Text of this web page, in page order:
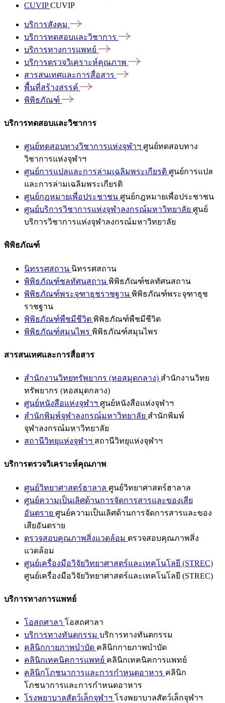
CUVIPCUVIP
บริการสังคม
บริการทดสอบและวิชาการ
บริการทางการแพทย์
บริการตรวจวิเคราะห์คุณภาพ
สารสนเทศและการสื่อสาร
พื้นที่สร้างสรรค์
พิพิธภัณฑ์
บริการทดสอบและวิชาการ
ศูนย์ทดสอบทางวิชาการแห่งจุฬาฯ ศูนย์ทดสอบทาง
วิชาการแห่งจุฬาฯ
ศูนย์การแปลและการล่ามเฉลิมพระเกียรติ ศูนย์การแปล
และการล่ามเฉลิมพระเกียรติ
ศูนย์กฎหมายเพื่อประชาชน ศูนย์กฎหมายเพื่อประชาชน
ศูนย์บริการวิชาการแห่งจุฬาลงกรณ์มหาวิทยาลัย ศูนย์
บริการวิชาการแห่งจุฬาลงกรณ์มหาวิทยาลัย
พิพิธภัณฑ์
นิทรรศสถาน นิทรรศสถาน
พิพิธภัณฑ์ชลทัศนสถาน พิพิธภัณฑ์ชลทัศนสถาน
พิพิธภัณฑ์พระจุฑาธุชราชฐาน พิพิธภัณฑ์พระจุฑาธุช
ราชฐาน
พิพิธภัณฑ์พืชมีชีวิต พิพิธภัณฑ์พืชมีชีวิต
พิพิธภัณฑ์สมุนไพร พิพิธภัณฑ์สมุนไพร
สารสนเทศและการสื่อสาร
สำนักงานวิทยทรัพยากร (หอสมุดกลาง) สำนักงานวิทย
ทรัพยากร (หอสมุดกลาง)
ศูนย์หนังสือแห่งจุฬาฯ ศูนย์หนังสือแห่งจุฬาฯ
สำนักพิมพ์จุฬาลงกรณ์มหาวิทยาลัย สำนักพิมพ์
จุฬาลงกรณ์มหาวิทยาลัย
สถานีวิทยุแห่งจุฬาฯ สถานีวิทยุแห่งจุฬาฯ
บริการตรวจวิเคราะห์คุณภาพ
ศูนย์วิทยาศาสตร์ฮาลาล ศูนย์วิทยาศาสตร์ฮาลาล
ศูนย์ความเป็นเลิศด้านการจัดการสารและของเสีย
อันตราย ศูนย์ความเป็นเลิศด้านการจัดการสารและของ
เสียอันตราย
ตรวจสอบคุณภาพสิ่งแวดล้อม ตรวจสอบคุณภาพสิ่ง
แวดล้อม
ศูนย์เครื่องมือวิจัยวิทยาศาสตร์และเทคโนโลยี (STREC)
ศูนย์เครื่องมือวิจัยวิทยาศาสตร์และเทคโนโลยี (STREC)
บริการทางการแพทย์
โอสถศาลา โอสถศาลา
บริการทางทันตกรรม บริการทางทันตกรรม
คลินิกกายภาพบำบัด คลินิกกายภาพบำบัด
คลินิกเทคนิคการแพทย์ คลินิกเทคนิคการแพทย์
คลินิกโภชนาการและการกำหนดอาหาร คลินิก
โภชนาการและการกำหนดอาหาร
โรงพยาบาลสัตว์เล็กจุฬาฯ โรงพยาบาลสัตว์เล็กจุฬาฯ